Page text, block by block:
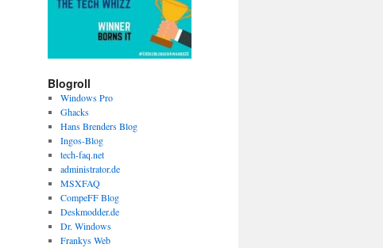
Blogroll
Windows Pro
Ghacks
Hans Brenders Blog
Ingos-Blog
tech-faq.net
administrator.de
MSXFAQ
CompeFF Blog
Deskmodder.de
Dr. Windows
Frankys Web